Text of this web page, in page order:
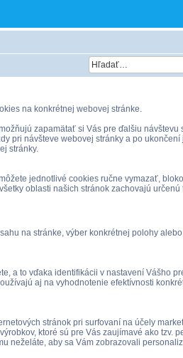
na konkrétnej webovej stránke.
zapamätať si Vás pre ďalšiu návštevu
pri návšteve webovej stránky a po
stránky.
jednotlivé cookies ručne vymazať,
oblasti našich stránok zachovajú určenú
na stránke, výber konkrétnej polohy
a to vďaka identifikácii v nastavení Vášho
aj na vyhodnotenie efektívnosti
stránok pri surfovaní na účely
ktoré sú pre Vás zaujímavé ako tzv.
neželáte, aby sa Vám zobrazovali